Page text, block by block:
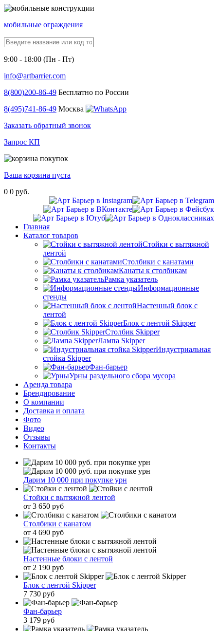
мобильные ограждения
9:00 - 18:00 (Пн - Пт)
info@artbarrier.com
8(800)200-86-49 Бесплатно по России
8(495)741-86-49 Москва
Заказать обратный звонок
Запрос КП
Ваша корзина пуста
0 0 руб.
Главная
Каталог товаров
Стойки с вытяжной
лентой
Столбики с канатами
Канаты к столбикам
Рамка указатель
Информационные
стенды
Настенный блок с
лентой
Блок с лентой Skipper
Столбик Skipper
Лампа Skipper
Индустриальная
стойка Skipper
Фан-барьер
Урны раздельного сбора мусора
Аренда товара
Брендирование
О компании
Доставка и оплата
Фото
Видео
Отзывы
Контакты
Дарим 10 000 при покупке урн
Стойки с вытяжной лентой
от 3 650 руб
Столбики с канатом
от 4 690 руб
Настенные блоки с лентой
от 2 190 руб
Блок с лентой Skipper
7 730 руб
Фан-барьер
3 179 руб